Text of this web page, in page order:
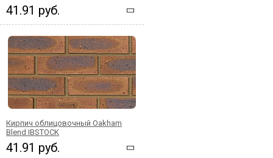
41.91 руб.
Кирпич облицовочный Oakham
Blend IBSTOCK
41.91 руб.